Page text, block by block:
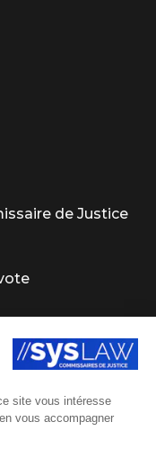
de Justice
de Justice